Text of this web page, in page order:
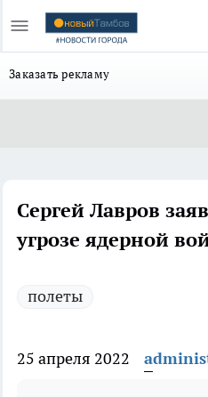
Заказать рекламу
Сергей Лавров
угрозе ядерной
полеты
25 апреля 2022